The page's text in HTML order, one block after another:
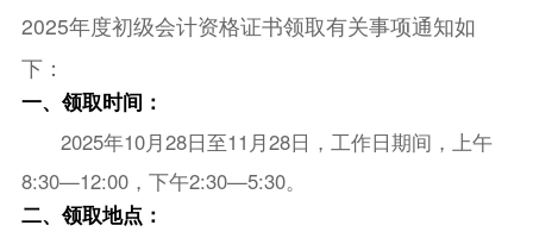
2025年度初级会计资格证书领取有关事项通知如
下：
一、领取时间：
2025年10月28日至11月28日，工作日期间，上午
8:30—12:00，下午2:30—5:30。
二、领取地点：